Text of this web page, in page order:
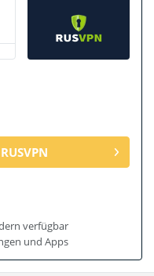
verfügbar
und Apps